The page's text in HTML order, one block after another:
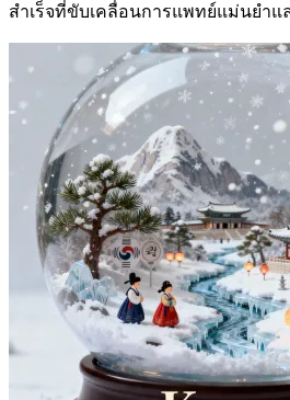
สำเร็จที่ขับเคลื่อนการแพทย์แม่นยำ